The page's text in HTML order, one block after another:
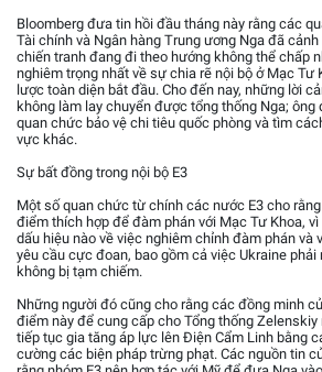
Bloomberg đưa tin hồi đầu tháng này rằng các
Tài chính và Ngân hàng Trung ương Nga đã
chiến tranh đang đi theo hướng không thể chấp
nghiêm trọng nhất về sự chia rẽ nội bộ ở Mạc Tư
lược toàn diện bắt đầu. Cho đến nay, những lời
không làm lay chuyển được tổng thống Nga; ông
quan chức bảo vệ chi tiêu quốc phòng và tìm
vực khác.
Sự bất đồng trong nội bộ E3
Một số quan chức từ chính các nước E3 cho
điểm thích hợp để đàm phán với Mạc Tư Khoa,
dấu hiệu nào về việc nghiêm chỉnh đàm phán và
yêu cầu cực đoan, bao gồm cả việc Ukraine phải
không bị tạm chiếm.
Những người đó cũng cho rằng các đồng minh
điểm này để cung cấp cho Tổng thống
tiếp tục gia tăng áp lực lên Điện Cẩm Linh bằng
cường các biện pháp trừng phạt. Các nguồn tin